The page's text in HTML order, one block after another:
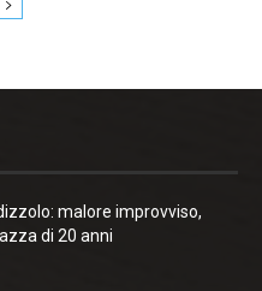
malore improvviso,
di 20 anni